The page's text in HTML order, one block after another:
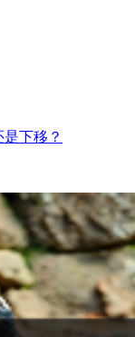
下移？